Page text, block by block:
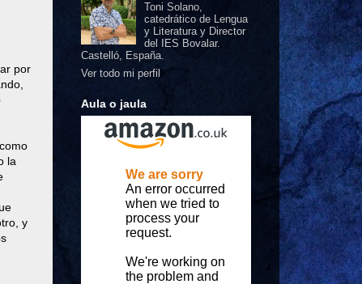
por
la
y
Toni Solano,
catedrático de Lengua
y Literatura y Director
del IES Bovalar.
Castelló, España.
Ver todo mi perfil
Aula o jaula